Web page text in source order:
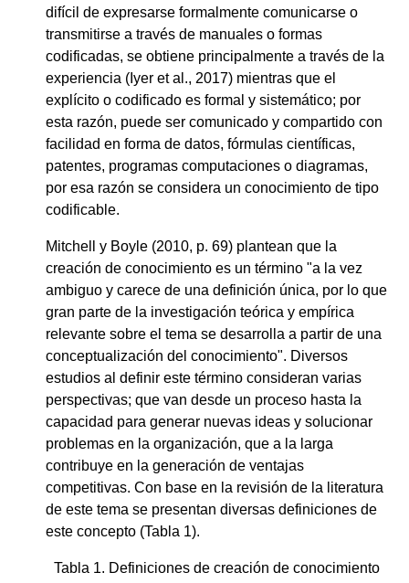
difícil de expresarse formalmente comunicarse o
transmitirse a través de manuales o formas
codificadas, se obtiene principalmente a través de la
experiencia (Iyer et al., 2017) mientras que el
explícito o codificado es formal y sistemático; por
esta razón, puede ser comunicado y compartido con
facilidad en forma de datos, fórmulas científicas,
patentes, programas computaciones o diagramas,
por esa razón se considera un conocimiento de tipo
codificable.
Mitchell y Boyle (2010, p. 69) plantean que la
creación de conocimiento es un término "a la vez
ambiguo y carece de una definición única, por lo que
gran parte de la investigación teórica y empírica
relevante sobre el tema se desarrolla a partir de una
conceptualización del conocimiento". Diversos
estudios al definir este término consideran varias
perspectivas; que van desde un proceso hasta la
capacidad para generar nuevas ideas y solucionar
problemas en la organización, que a la larga
contribuye en la generación de ventajas
competitivas. Con base en la revisión de la literatura
de este tema se presentan diversas definiciones de
este concepto (Tabla 1).
Tabla 1. Definiciones de creación de conocimiento